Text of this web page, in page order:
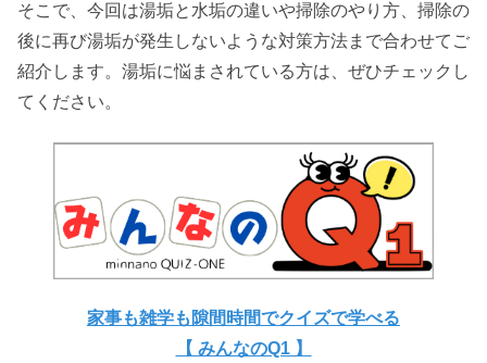
そこで、今回は湯垢と水垢の違いや掃除のやり方、掃除の
後に再び湯垢が発生しないような対策方法まで合わせてご
紹介します。湯垢に悩まされている方は、ぜひチェックし
てください。
家事も雑学も隙間時間でクイズで学べる
【 みんなのQ1 】